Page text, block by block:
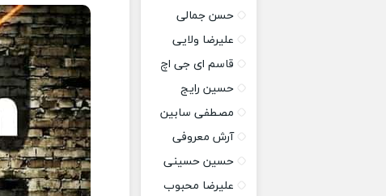
حسن جمالی
علیرضا ولایی
قاسم ای جی اچ
حسین رایج
مصطفی سابین
آرش معروفی
حسین حسینی
علیرضا محبوب